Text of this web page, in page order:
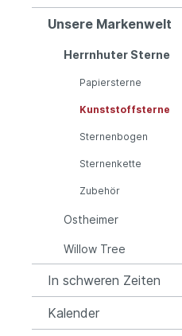
Unsere Markenwelt
Herrnhuter Sterne
Papiersterne
Kunststoffsterne
Sternenbogen
Sternenkette
Zubehör
Ostheimer
Willow Tree
In schweren Zeiten
Kalender